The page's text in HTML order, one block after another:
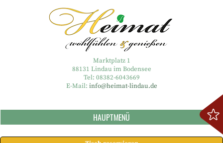
Marktplatz 1
88131 Lindau im Bodensee
Tel: 08382-6043669
E-Mail: info@heimat-lindau.de
HAUPTMENÜ